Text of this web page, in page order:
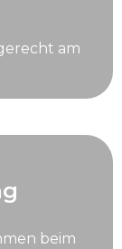
am
beim